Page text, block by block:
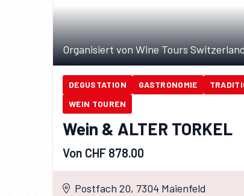
Organisiert von Wine Tours
DEGUSTATION GASTRONOMIE
WEIN TOUREN
Wein & ALTER TORKEL
Von CHF 878.00
Postfach 20, 7304 Maienfeld